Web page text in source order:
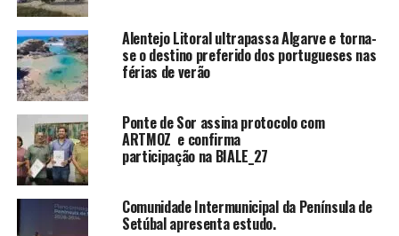
Alentejo Litoral ultrapassa Algarve e torna-
se o destino preferido dos portugueses nas
férias de verão
Ponte de Sor assina protocolo com
ARTMOZ e confirma
participação na BIALE_27
Comunidade Intermunicipal da Península de
Setúbal apresenta estudo.